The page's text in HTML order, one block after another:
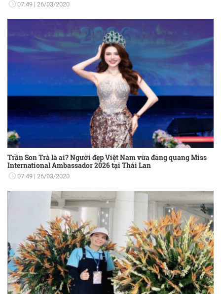
07:49 26/03/2020
Trần Son Trà là ai? Người đẹp Việt Nam vừa đăng quang Miss
International Ambassador 2026 tại Thái Lan
07:49 26/03/2020